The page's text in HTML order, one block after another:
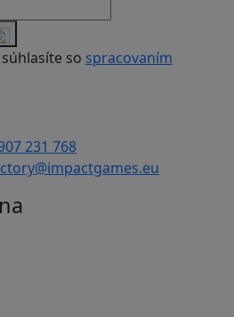
so spracovaním
231 768